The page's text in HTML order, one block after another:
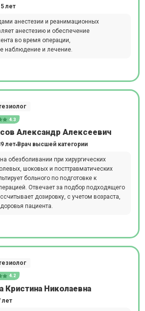
лет
анестезии и реанимационных
анестезию и обеспечение
во время операции,
наблюдение и лечение.
4.3
Александр Алексеевич
лет Врач высшей категории
обезболивании при хирургических
шоковых и посттравматических
больного по подготовке к
Отвечает за подбор подходящего
дозировку, с учетом возраста,
пациента.
4.2
Кристина Николаевна
лет